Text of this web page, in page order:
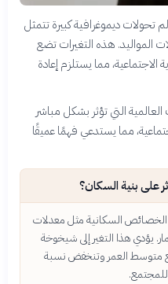
ديموغرافية كبيرة تتمثل
المواليد. هذه التغيرات تضع
مما يستلزم إعادة
العالمية التي تؤثر بشكل مباشر
مما يستدعي فهمًا عميقًا
على بنية السكان؟
في الخصائص السكانية مثل معدلات
يؤدي هذا التغير إلى شيخوخة
متوسط العمر وتنخفض نسبة
للمجتمع.